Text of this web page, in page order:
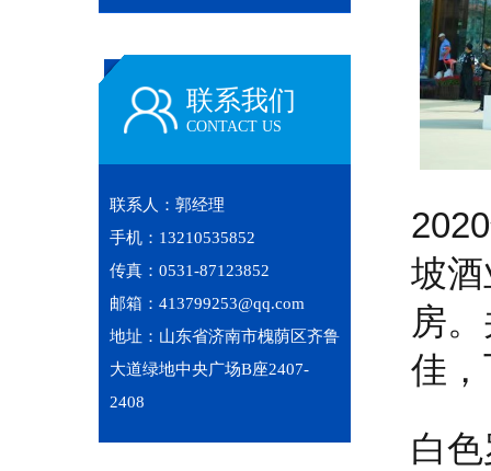
联系我们
CONTACT US
联系人：郭经理
手机：13210535852
传真：0531-87123852
邮箱：413799253@qq.com
地址：山东省济南市槐荫区齐鲁
大道绿地中央广场B座2407-
2408
坡
房
佳
白